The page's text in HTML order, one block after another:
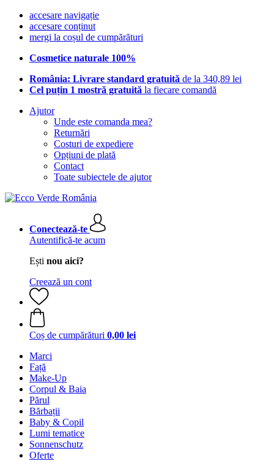
accesare navigație
accesare conținut
mergi la coșul de cumpărături
Cosmetice naturale 100%
România: Livrare standard gratuită de la 340,89 lei
Cel puțin 1 mostră gratuită la fiecare comandă
Ajutor
Unde este comanda mea?
Returnări
Costuri de expediere
Opțiuni de plată
Contact
Toate subiectele de ajutor
Conectează-te
Autentifică-te acum
Ești nou aici?
Creează un cont
Coș de cumpărături 0,00 lei
Marci
Față
Make-Up
Corpul & Baia
Părul
Bărbații
Baby & Copil
Lumi tematice
Sonnenschutz
Oferte